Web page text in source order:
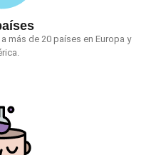
más de 20 países en Europa y